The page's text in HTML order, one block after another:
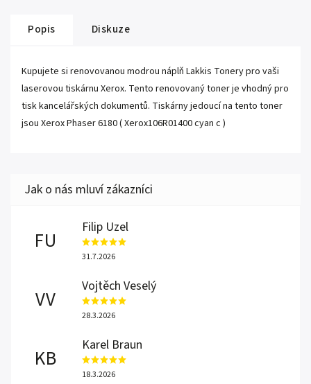
Popis Diskuze
Kupujete si renovovanou modrou náplň Lakkis Tonery pro vaši
laserovou tiskárnu Xerox. Tento renovovaný toner je vhodný pro
tisk kancelářských dokumentů. Tiskárny jedoucí na tento toner
jsou Xerox Phaser 6180 ( Xerox106R01400 cyan c )
FU
Filip Uzel
31.7.2026
VV
Vojtěch Veselý
28.3.2026
KB
Karel Braun
18.3.2026